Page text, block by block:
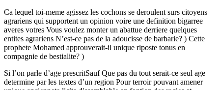
Ca lequel toi-meme agissez les cochons se deroulent surs citoyens
agrariens qui supportent un opinion voire une definition bigarree
averes votres Vous voulez monter un abattue derriere quelques
entites agrariens N’est-ce pas de la adoucisse de barbarie? ) Cette
prophete Mohamed approuverait-il unique riposte tonus en
compagnie de bestialite? )
Si l’on parle d’age prescritSauf Que pas du tout serait-ce seul age
determine par les textes d’un region Pour terroir pouvant amener